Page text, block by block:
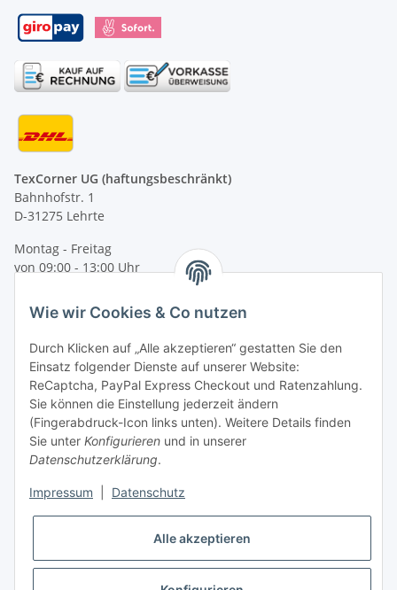
TexCorner UG (haftungsbeschränkt)
Bahnhofstr. 1
D-31275 Lehrte
Montag - Freitag
von 09:00 - 13:00 Uhr
Tel: +49 (0) 5132 8230689
E-Mail:mail@texcorner.de
Vertrag widerrufen
Wie wir Cookies & Co nutzen
Durch Klicken auf „Alle akzeptieren“ gestatten Sie den
Einsatz folgender Dienste auf unserer Website:
ReCaptcha, PayPal Express Checkout und Ratenzahlung.
Sie können die Einstellung jederzeit ändern
(Fingerabdruck-Icon links unten). Weitere Details finden
Sie unter Konfigurieren und in unserer
Datenschutzerklärung.
Impressum Datenschutz
Alle akzeptieren